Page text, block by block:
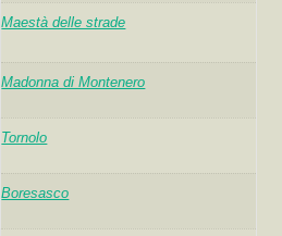
Maestà delle strade
Madonna di Montenero
Tornolo
Boresasco